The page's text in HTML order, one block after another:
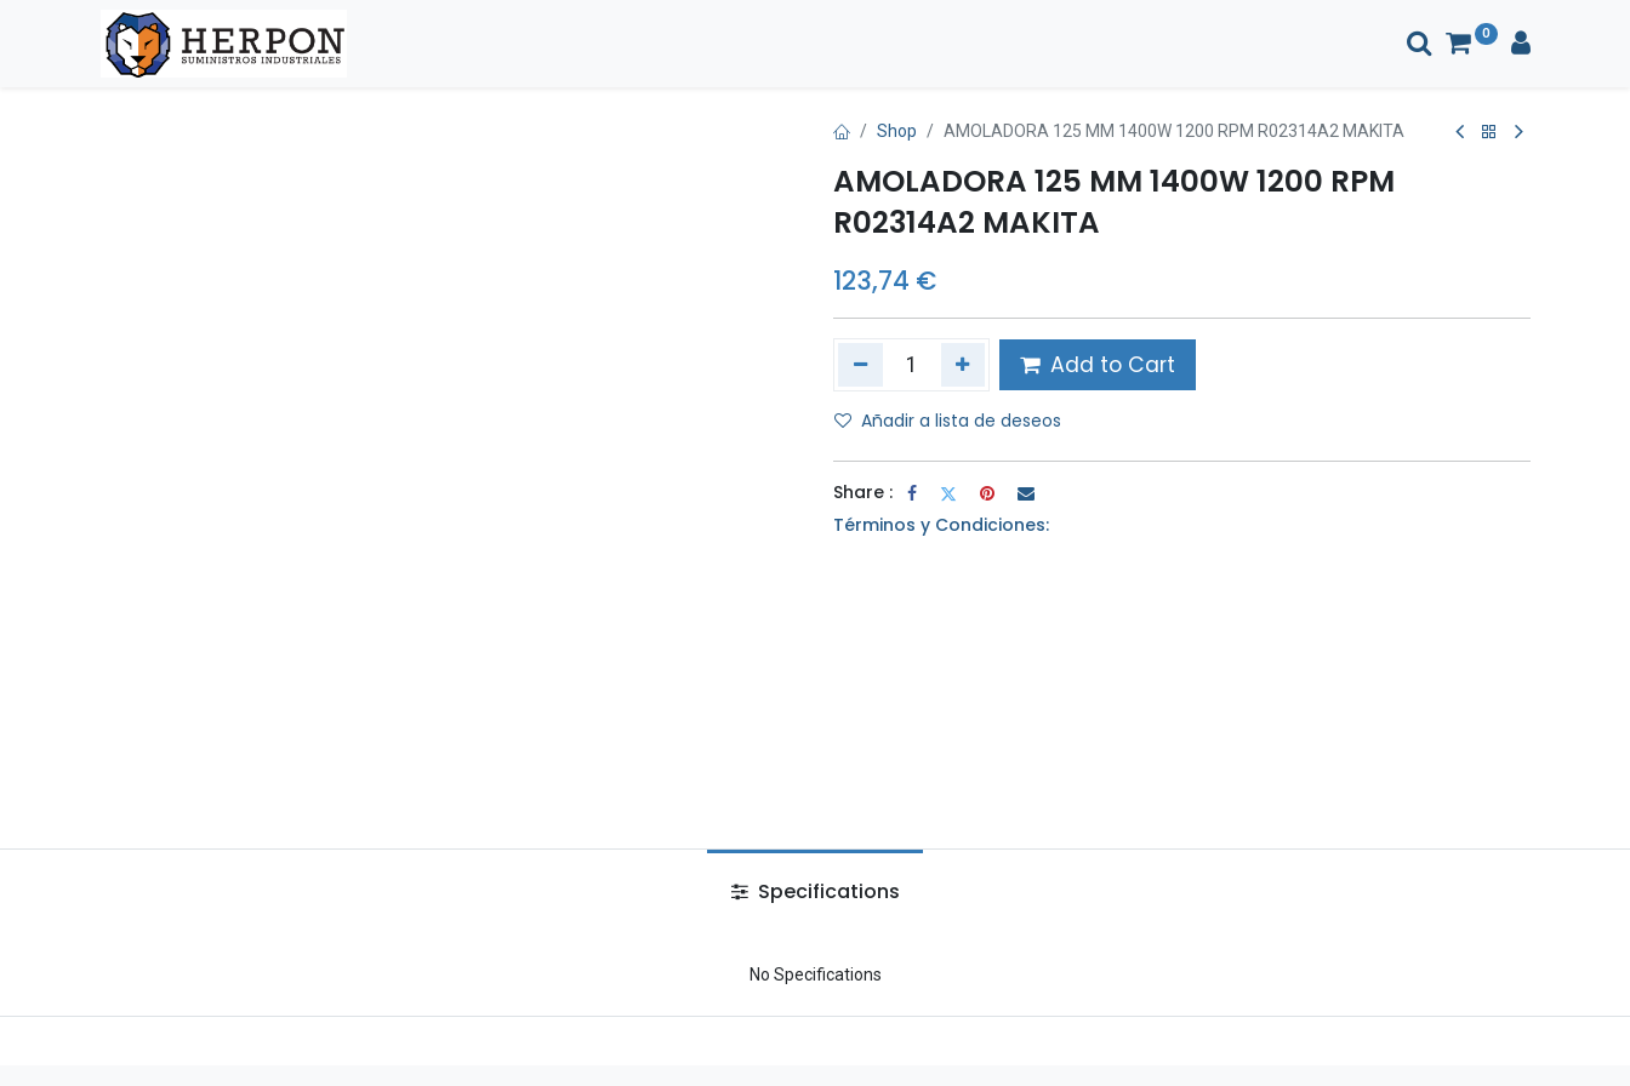
0
Shop AMOLADORA 125 MM 1400W 1200 RPM R02314A2 MAKITA
AMOLADORA 125 MM 1400W 1200 RPM
R02314A2 MAKITA
123,74 €
Add to Cart
Añadir a lista de deseos
Share :
Términos y Condiciones:
Specifications
No Specifications